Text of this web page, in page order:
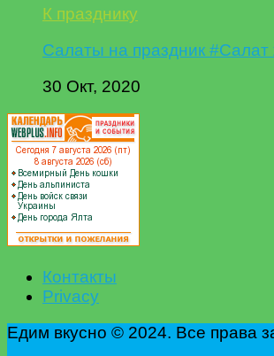
К празднику
Салаты на праздник
30 Окт, 2020
Контакты
Privacy
Едим вкусно © 2024. Все права